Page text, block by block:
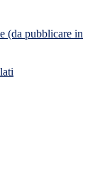
(da pubblicare in